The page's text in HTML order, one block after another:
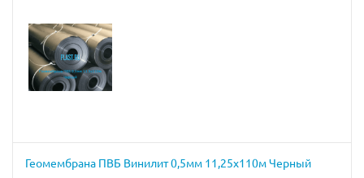
Геомембрана ПВБ Винилит 0,5мм 11,25х110м Черный